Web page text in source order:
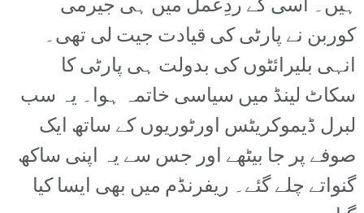
ہیں۔ اسی کے ردِعمل میں ہی جیرمی
کوربن نے پارٹی کی قیادت جیت لی تھی۔
انہی بلیرائٹوں کی بدولت ہی پارٹی کا
سکاٹ لینڈ میں سیاسی خاتمہ ہوا۔ یہ سب
لبرل ڈیموکریٹس اورٹوریوں کے ساتھ ایک
صوفے پر جا بیٹھے اور جس سے یہ اپنی ساکھ
گنواتے چلے گئے۔ ریفرنڈم میں بھی ایسا کیا